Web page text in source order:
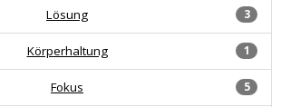
3
Lösung
1
Körperhaltung
5
Fokus